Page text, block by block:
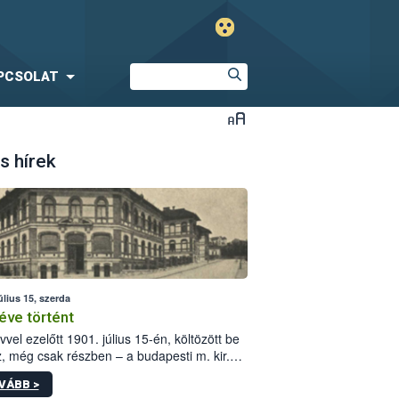
hírek
15, szerda
történt
ezelőtt 1901. július 15-én, költözött be
még csak részben – a budapesti m. kir.
állomás a Kis Rókus utca
alatti, Czigler Győző által tervezett új
>